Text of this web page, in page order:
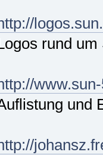
rund um
und